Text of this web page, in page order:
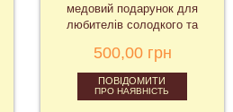
медовий подарунок для
любителів солодкого та
500,00 грн
ПОВІДОМИТИ
ПРО НАЯВНІСТЬ